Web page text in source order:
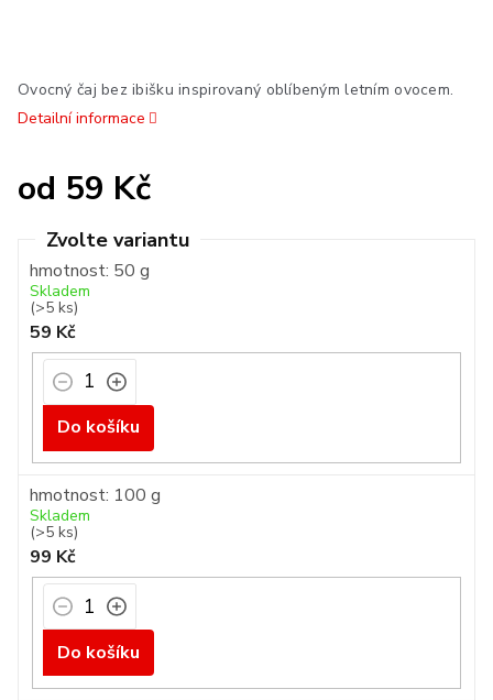
Ovocný čaj bez ibišku inspirovaný oblíbeným letním ovocem.
Detailní informace
od 59 Kč
cena:
hmotnost: 50 g
Skladem
(>5 ks)
59 Kč
Do košíku
hmotnost: 100 g
Skladem
(>5 ks)
99 Kč
Do košíku